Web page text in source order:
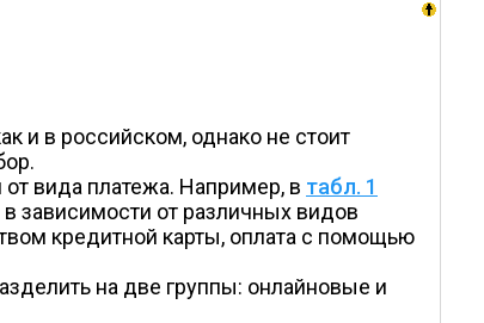
и в российском, однако не стоит
от вида платежа. Например, в табл. 1
зависимости от различных видов
кредитной карты, оплата с помощью
на две группы: онлайновые и